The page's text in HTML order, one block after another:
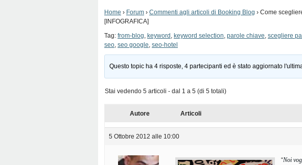
Home › Forum › Commenti agli articoli di Booking Blog › Come
[INFOGRAFICA]
Tag: from-blog, keyword , keyword selection, parole chiave, scegliere
seo, seo google, seo-hotel
Questo topic ha 4 risposte, 4 partecipanti ed è stato aggiornato
Stai vedendo 5 articoli - dal 1 a 5 (di 5 totali)
Autore Articoli
5 Ottobre 2012 alle 10:00
“Noi